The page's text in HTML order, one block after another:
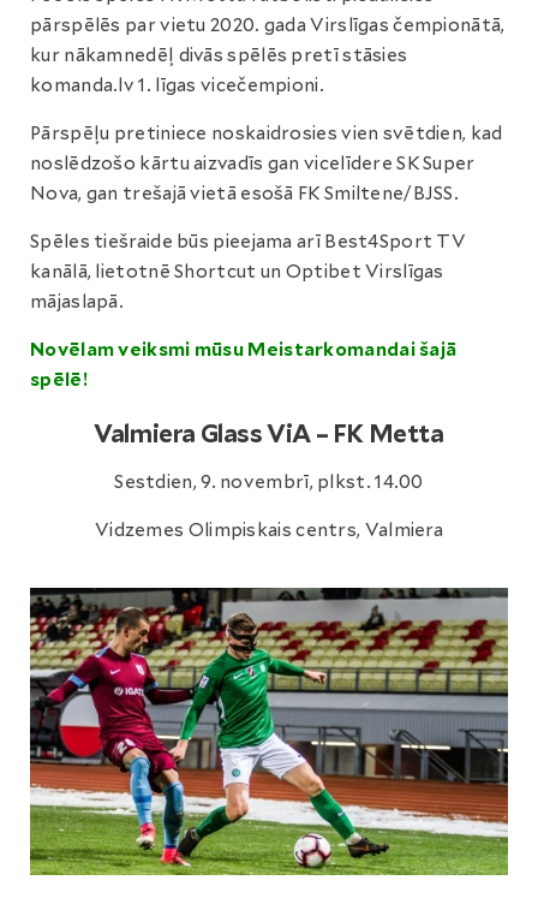
pārspēlēs par vietu 2020. gada Virslīgas čempionātā,
kur nākamnedēļ divās spēlēs pretī stāsies
komanda.lv 1. līgas vicečempioni.
Pārspēļu pretiniece noskaidrosies vien svētdien, kad
noslēdzošo kārtu aizvadīs gan vicelīdere SK Super
Nova, gan trešajā vietā esošā FK Smiltene/BJSS.
Spēles tiešraide būs pieejama arī Best4Sport TV
kanālā, lietotnē Shortcut un Optibet Virslīgas
mājaslapā.
Novēlam veiksmi mūsu Meistarkomandai šajā
spēlē!
Valmiera Glass ViA – FK Metta
Sestdien, 9. novembrī, plkst. 14.00
Vidzemes Olimpiskais centrs, Valmiera